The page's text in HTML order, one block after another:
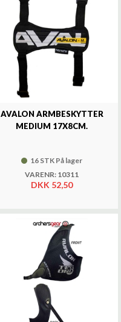
AVALON ARMBESKYTTER
MEDIUM 17X8CM.
16 STK På lager
VARENR: 10311
DKK 52,50